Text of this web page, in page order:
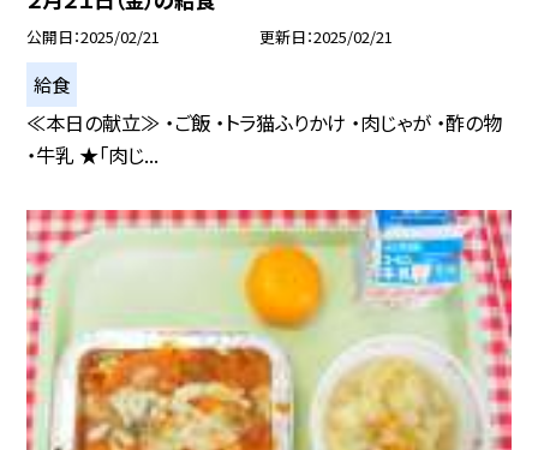
公開日 2025/02/21 更新日 2025/02/21
給食
≪本日の献立≫ ・ご飯 ・トラ猫ふりかけ ・肉じゃが ・酢の物
・牛乳 ★「肉じ...